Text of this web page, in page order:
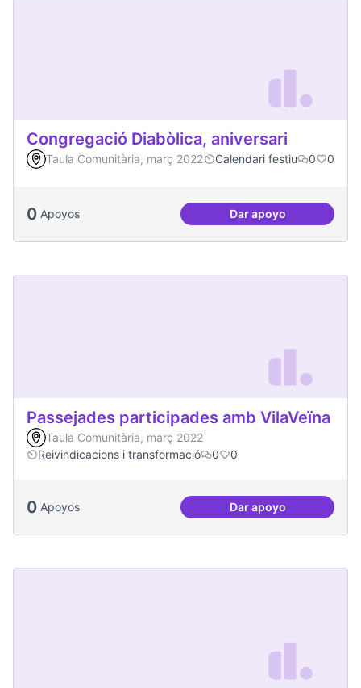
Congregació Diabòlica, aniversari
Taula Comunitària, març 2022 Calendari festiu 0 0
0 Apoyos Dar apoyoCongregació
Passejades participades amb VilaVeïna
Taula Comunitària, març 2022
Reivindicacions i transformació
0 0
0 Apoyos Dar apoyoPassejades